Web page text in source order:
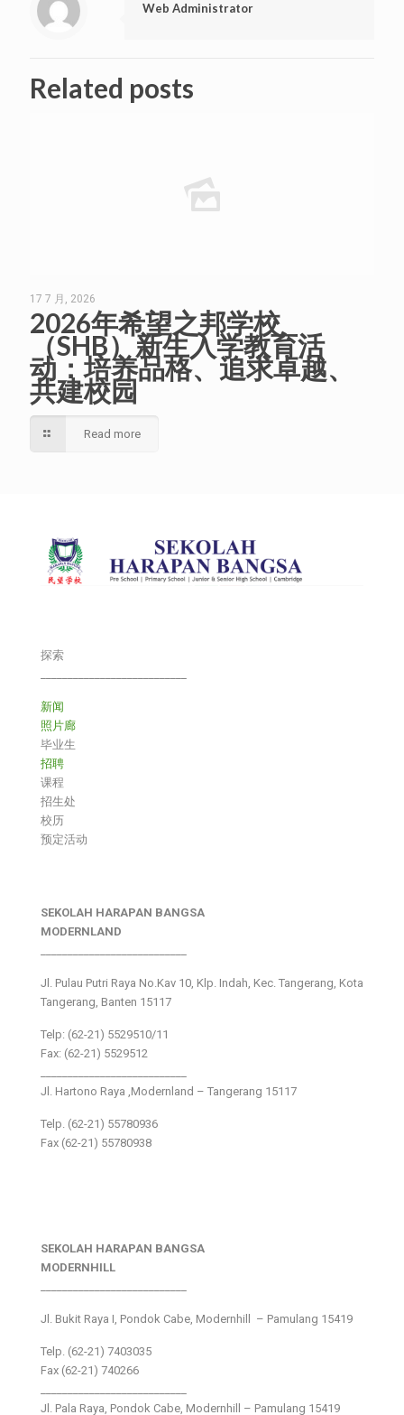
Web Administrator
Related posts
17 7 月, 2026
2026年希望之邦学校
（SHB）新生入学教育活
动：培养品格、追求卓越、
共建校园
Read more
探索
新闻
照片廊
毕业生
招聘
课程
招生处
校历
预定活动
SEKOLAH HARAPAN BANGSA
MODERNLAND
Jl. Pulau Putri Raya No.Kav 10, Klp. Indah, Kec. Tangerang, Kota
Tangerang, Banten 15117
Telp: (62-21) 5529510/11
Fax: (62-21) 5529512
Jl. Hartono Raya ,Modernland – Tangerang 15117
Telp. (62-21) 55780936
Fax (62-21) 55780938
SEKOLAH HARAPAN BANGSA
MODERNHILL
Jl. Bukit Raya I, Pondok Cabe, Modernhill – Pamulang 15419
Telp. (62-21) 7403035
Fax (62-21) 740266
Jl. Pala Raya, Pondok Cabe, Modernhill – Pamulang 15419